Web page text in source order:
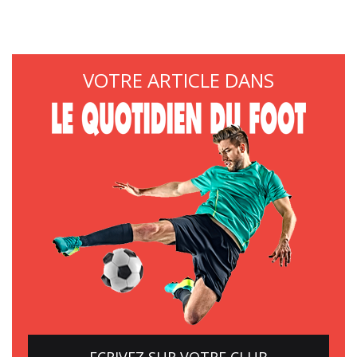
VOTRE ARTICLE DANS